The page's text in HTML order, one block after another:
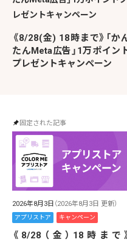
《8/28(金) 18時まで》「か
たんMeta広告」1万ポイン
プレゼントキャンペーン
固定された記事
2026年8月3日 （2026年8月3日 更新）
アプリストア キャンペーン
《8/28（金）18時まで